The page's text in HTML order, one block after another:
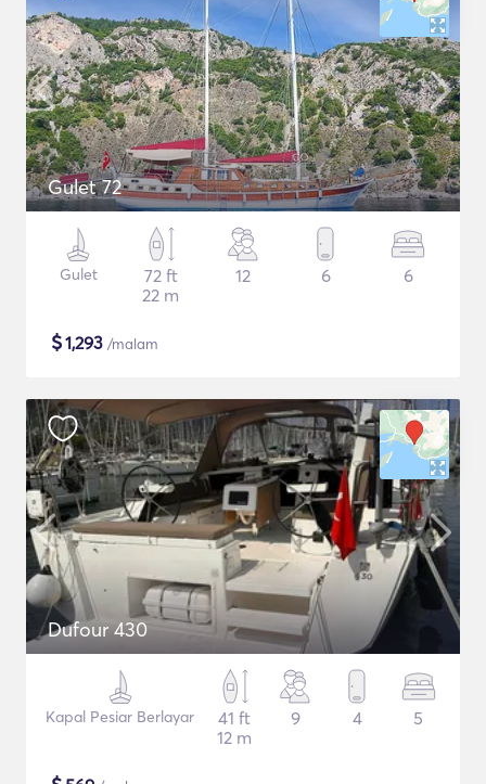
Gulet 72
Gulet
72 ft
22 m
12 6 6
$1,293 /malam
Dufour 430
Kapal Pesiar Berlayar
41 ft
12 m
9 4 5